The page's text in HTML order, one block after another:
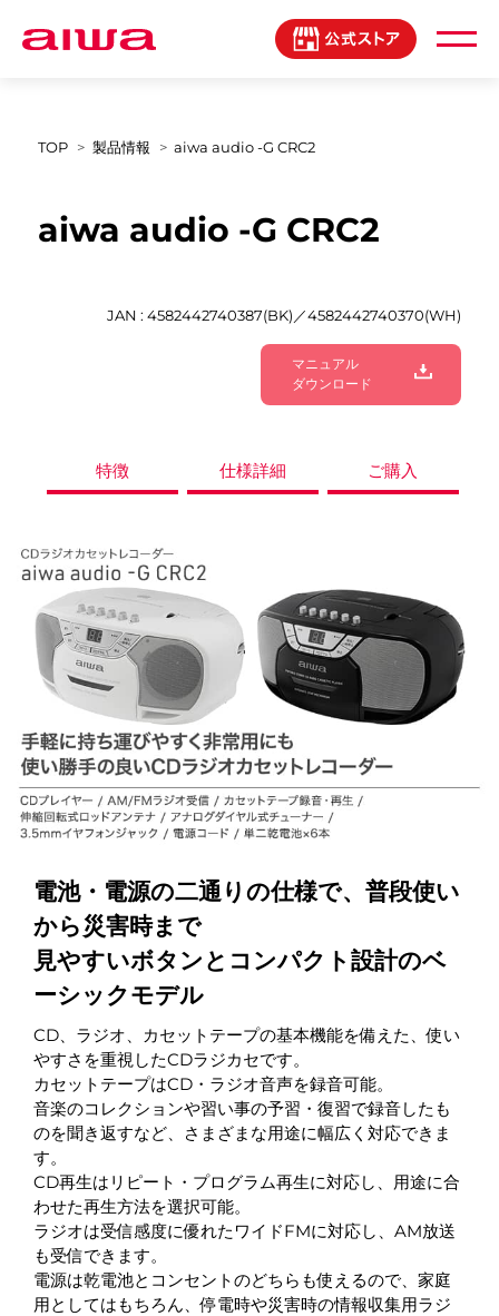
製品登録マイページ
TOP 製品情報 aiwa audio -G CRC2
JAN : 4582442740387(BK)／4582442740370(WH)
aiwa audio -G CRC2
マニュアル
ダウンロード
特徴 仕様詳細 ご購入
電池・電源の二通りの仕様で、普段使い
から災害時まで
見やすいボタンとコンパクト設計のベ
ーシックモデル
CD、ラジオ、カセットテープの基本機能を備えた、使い
やすさを重視したCDラジカセです。
カセットテープはCD・ラジオ音声を録音可能。
音楽のコレクションや習い事の予習・復習で録音したも
のを聞き返すなど、さまざまな用途に幅広く対応できま
す。
CD再生はリピート・プログラム再生に対応し、用途に合
わせた再生方法を選択可能。
ラジオは受信感度に優れたワイドFMに対応し、AM放送
も受信できます。
電源は乾電池とコンセントのどちらも使えるので、家庭
用としてはもちろん、停電時や災害時の情報収集用ラジ